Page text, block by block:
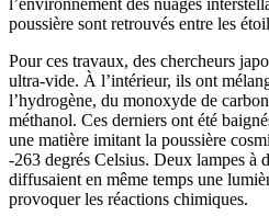
l’environnement des nuages
poussière sont retrouvés entre les
Pour ces travaux, des chercheurs
ultra-vide. À l’intérieur, ils ont
l’hydrogène, du monoxyde de
méthanol. Ces derniers ont été
une matière imitant la poussière
-263 degrés Celsius. Deux lampes à
diffusaient en même temps une
provoquer les réactions chimiques.